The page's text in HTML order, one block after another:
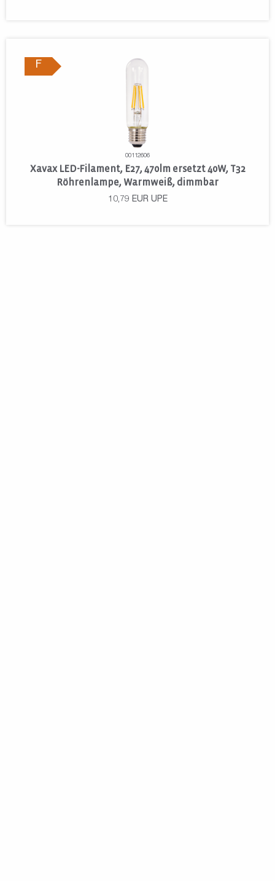
F
00112606
Xavax LED-Filament, E27, 470lm ersetzt 40W, T32
Röhrenlampe, Warmweiß, dimmbar
10,79 EUR UPE